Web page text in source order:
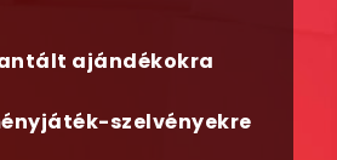
ajándékokra
szelvényekre